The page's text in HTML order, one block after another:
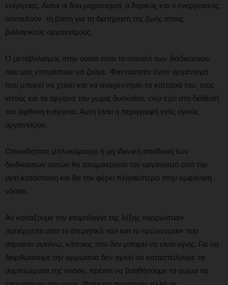
ενέργειας. Αυτοί οι δύο μηχανισμοί, ο δομικός και ο ενεργειακός,
αποτελούν τη βάση για τη διατήρηση της ζωής στους
βιολογικούς οργανισμούς.
Ο μεταβολισμός στην ουσία είναι το σύνολο των διαδικασιών
που μας επιτρέπουν να ζούμε. Φανταστείτε έναν οργανισμό
που μπορεί να χτίσει και να αναγεννήσει τα κύτταρά του, τους
ιστούς και τα όργανά του χωρίς δυσκολία, ενώ έχει στη διάθεσή
του άφθονη ενέργεια. Αυτή είναι η περιγραφή ενός υγιούς
οργανισμού.
Οποιοδήποτε μπλοκάρισμα ή μη ιδανική απόδοση των
διαδικασιών αυτών θα απομακρύνει τον οργανισμό από την
υγιή κατάσταση και θα τον φέρει πλησιέστερα στην εμφάνιση
νόσου.
Αν κοιτάξουμε την ετυμολογία της λέξης «αρρώστια»
προέρχεται από το στερητικό «α» και το «ρώννυμαι» που
σημαίνει υγιαίνω, κάποιος που δεν μπορεί να είναι υγιής. Για να
διορθώσουμε την αρρώστια δεν αρκεί να καταστείλουμε τα
συμπτώματα της νόσου, πρέπει να βοηθήσουμε το σώμα να